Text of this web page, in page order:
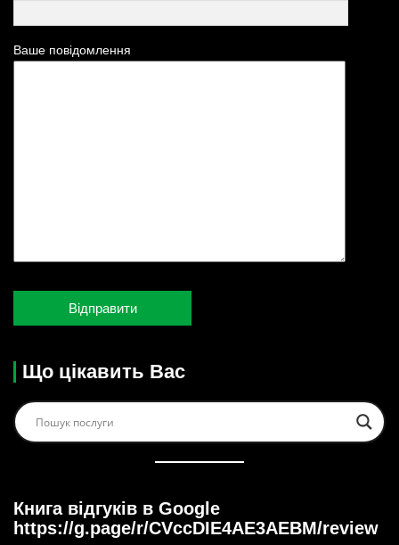
Ваше повідомлення
Що цікавить Вас
Книга відгуків в Google
https://g.page/r/CVccDIE4AE3AEBM/review